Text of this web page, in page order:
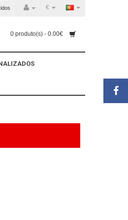
€
0 produto(s) - 0.00€